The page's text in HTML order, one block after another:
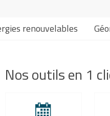
renouvelables
Nos outils en 1